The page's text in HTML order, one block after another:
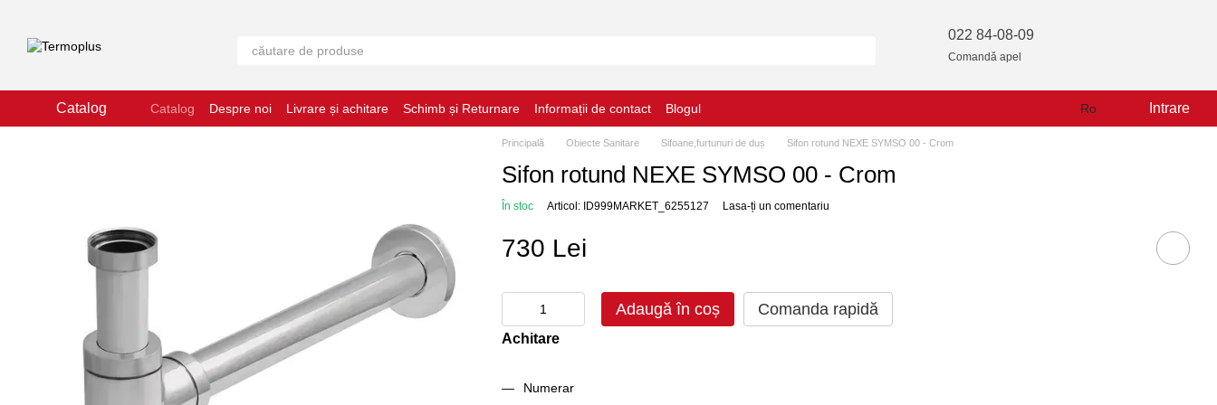
022 84-08-09
Comandă apel
Catalog Catalog Despre noi Livrare și achitare Schimb și Returnare Informații de contact Blogul Ro Intrare
Principală Obiecte Sanitare Sifoane,furtunuri de duș Sifon rotund NEXE SYMSO 00 - Crom
Sifon rotund NEXE SYMSO 00 - Crom
În stoc Articol: ID999MARKET_6255127 Lasa-ți un comentariu
730 Lei
Adaugă în coș Comanda rapidă
Achitare
Numerar